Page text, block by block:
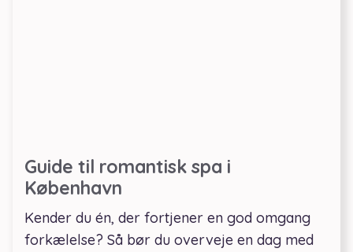
Guide til romantisk spa i
København
Kender du én, der fortjener en god omgang
forkælelse? Så bør du overveje en dag med